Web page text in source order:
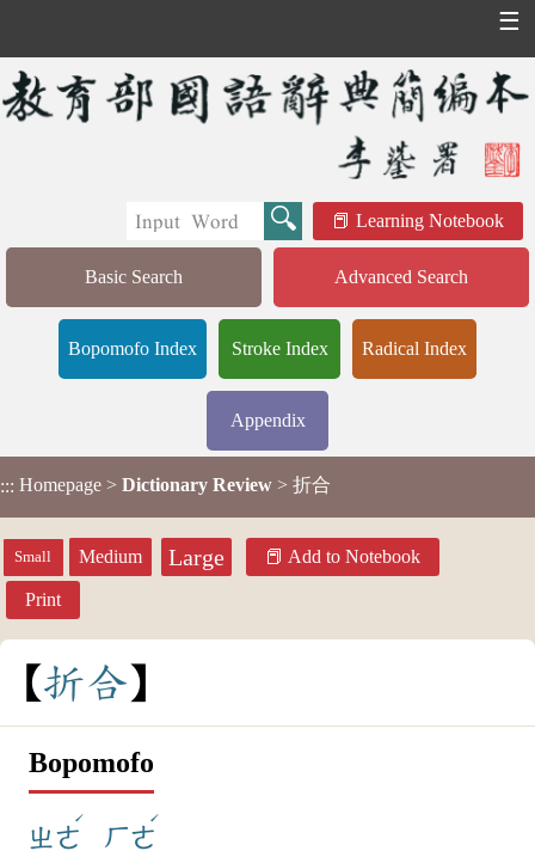
☰
Learning Notebook
Basic Search Advanced Search
Bopomofo Index Stroke Index Radical Index
Appendix
::: Homepage > Dictionary Review > 折合
Small Medium Large Add to Notebook
Print
折合
Bopomofo
ㄓㄜ
ˊ
ㄏㄜ
ˊ